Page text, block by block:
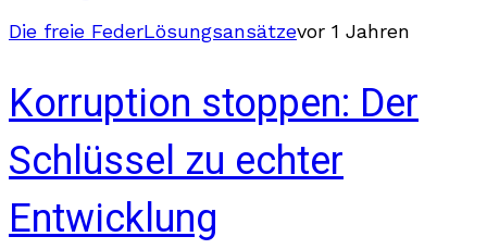
Die freie FederLösungsansätzevor 1 Jahren
Korruption stoppen: Der
Schlüssel zu echter
Entwicklung